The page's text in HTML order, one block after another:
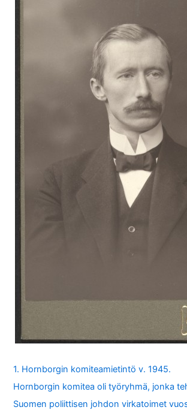
1. Hornborgin komiteamietintö v. 1945.
Hornborgin komitea oli työryhmä, jonka
Suomen poliittisen johdon virkatoimet